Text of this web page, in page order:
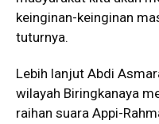
keinginan-keinginan
tuturnya.
Lebih lanjut Abdi
wilayah Biringkanaya
raihan suara Appi-